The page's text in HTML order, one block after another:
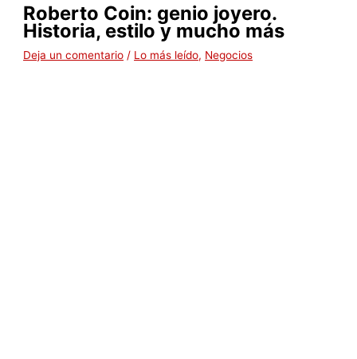
Roberto Coin: genio joyero.
Historia, estilo y mucho más
Deja un comentario / Lo más leído, Negocios